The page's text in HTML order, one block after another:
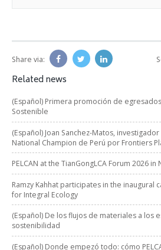
Share via:
Related news
(Español) Primera promoción de
Sostenible
(Español) Joan Sanchez-Matos,
National Champion de Perú por Frontiers
PELCAN at the TianGongLCA Forum 2026 in
Ramzy Kahhat participates in the inaugural
for Integral Ecology
(Español) De los flujos de materiales a los
sostenibilidad
(Español) Donde empezó todo: cómo